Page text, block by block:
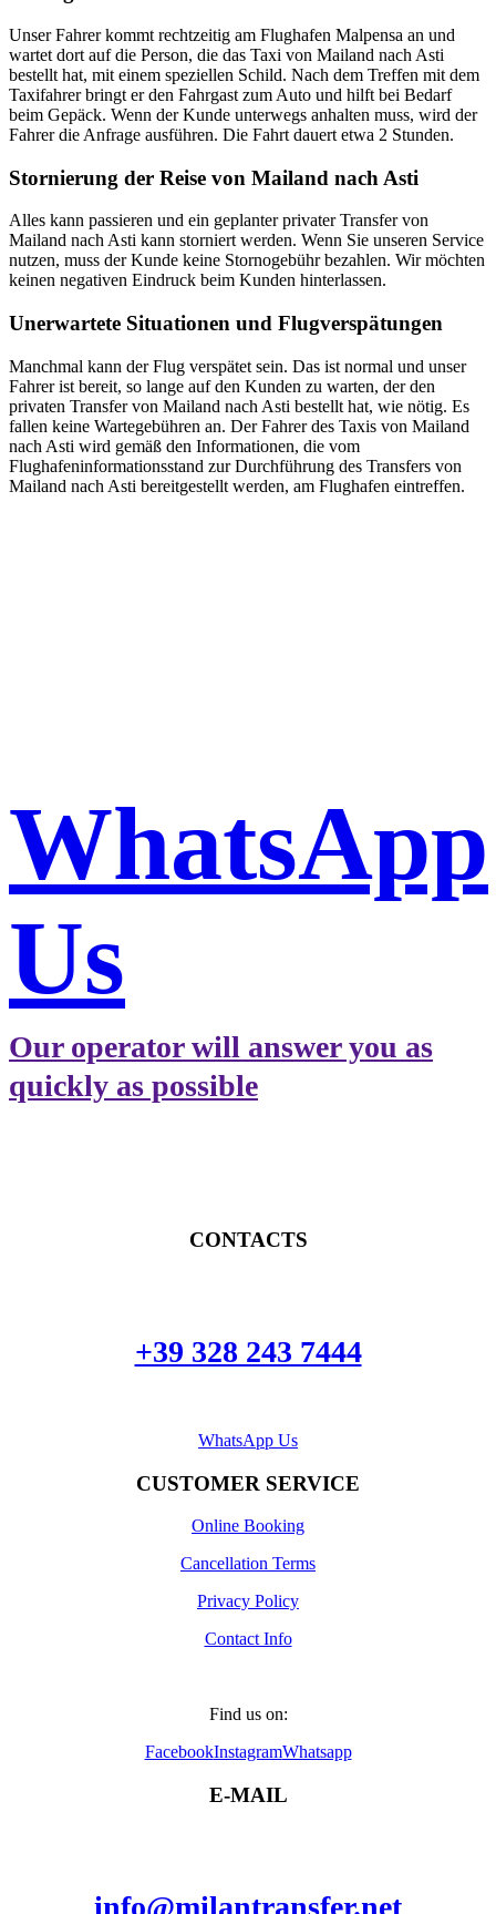
Unser Fahrer kommt rechtzeitig am Flughafen Malpensa an und
wartet dort auf die Person, die das Taxi von Mailand nach Asti
bestellt hat, mit einem speziellen Schild. Nach dem Treffen mit dem
Taxifahrer bringt er den Fahrgast zum Auto und hilft bei Bedarf
beim Gepäck. Wenn der Kunde unterwegs anhalten muss, wird der
Fahrer die Anfrage ausführen. Die Fahrt dauert etwa 2 Stunden.
Stornierung der Reise von Mailand nach Asti
Alles kann passieren und ein geplanter privater Transfer von
Mailand nach Asti kann storniert werden. Wenn Sie unseren Service
nutzen, muss der Kunde keine Stornogebühr bezahlen. Wir möchten
keinen negativen Eindruck beim Kunden hinterlassen.
Unerwartete Situationen und Flugverspätungen
Manchmal kann der Flug verspätet sein. Das ist normal und unser
Fahrer ist bereit, so lange auf den Kunden zu warten, der den
privaten Transfer von Mailand nach Asti bestellt hat, wie nötig. Es
fallen keine Wartegebühren an. Der Fahrer des Taxis von Mailand
nach Asti wird gemäß den Informationen, die vom
Flughafeninformationsstand zur Durchführung des Transfers von
Mailand nach Asti bereitgestellt werden, am Flughafen eintreffen.
WhatsApp
Us
Our operator will answer you as
quickly as possible
CONTACTS
+39 328 243 7444
WhatsApp Us
CUSTOMER SERVICE
Online Booking
Cancellation Terms
Privacy Policy
Contact Info
Find us on:
FacebookInstagramWhatsapp
E-MAIL
info@milantransfer.net